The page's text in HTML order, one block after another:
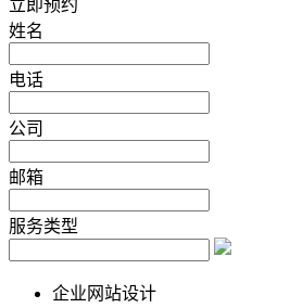
立即预约
姓名
电话
公司
邮箱
服务类型
企业网站设计